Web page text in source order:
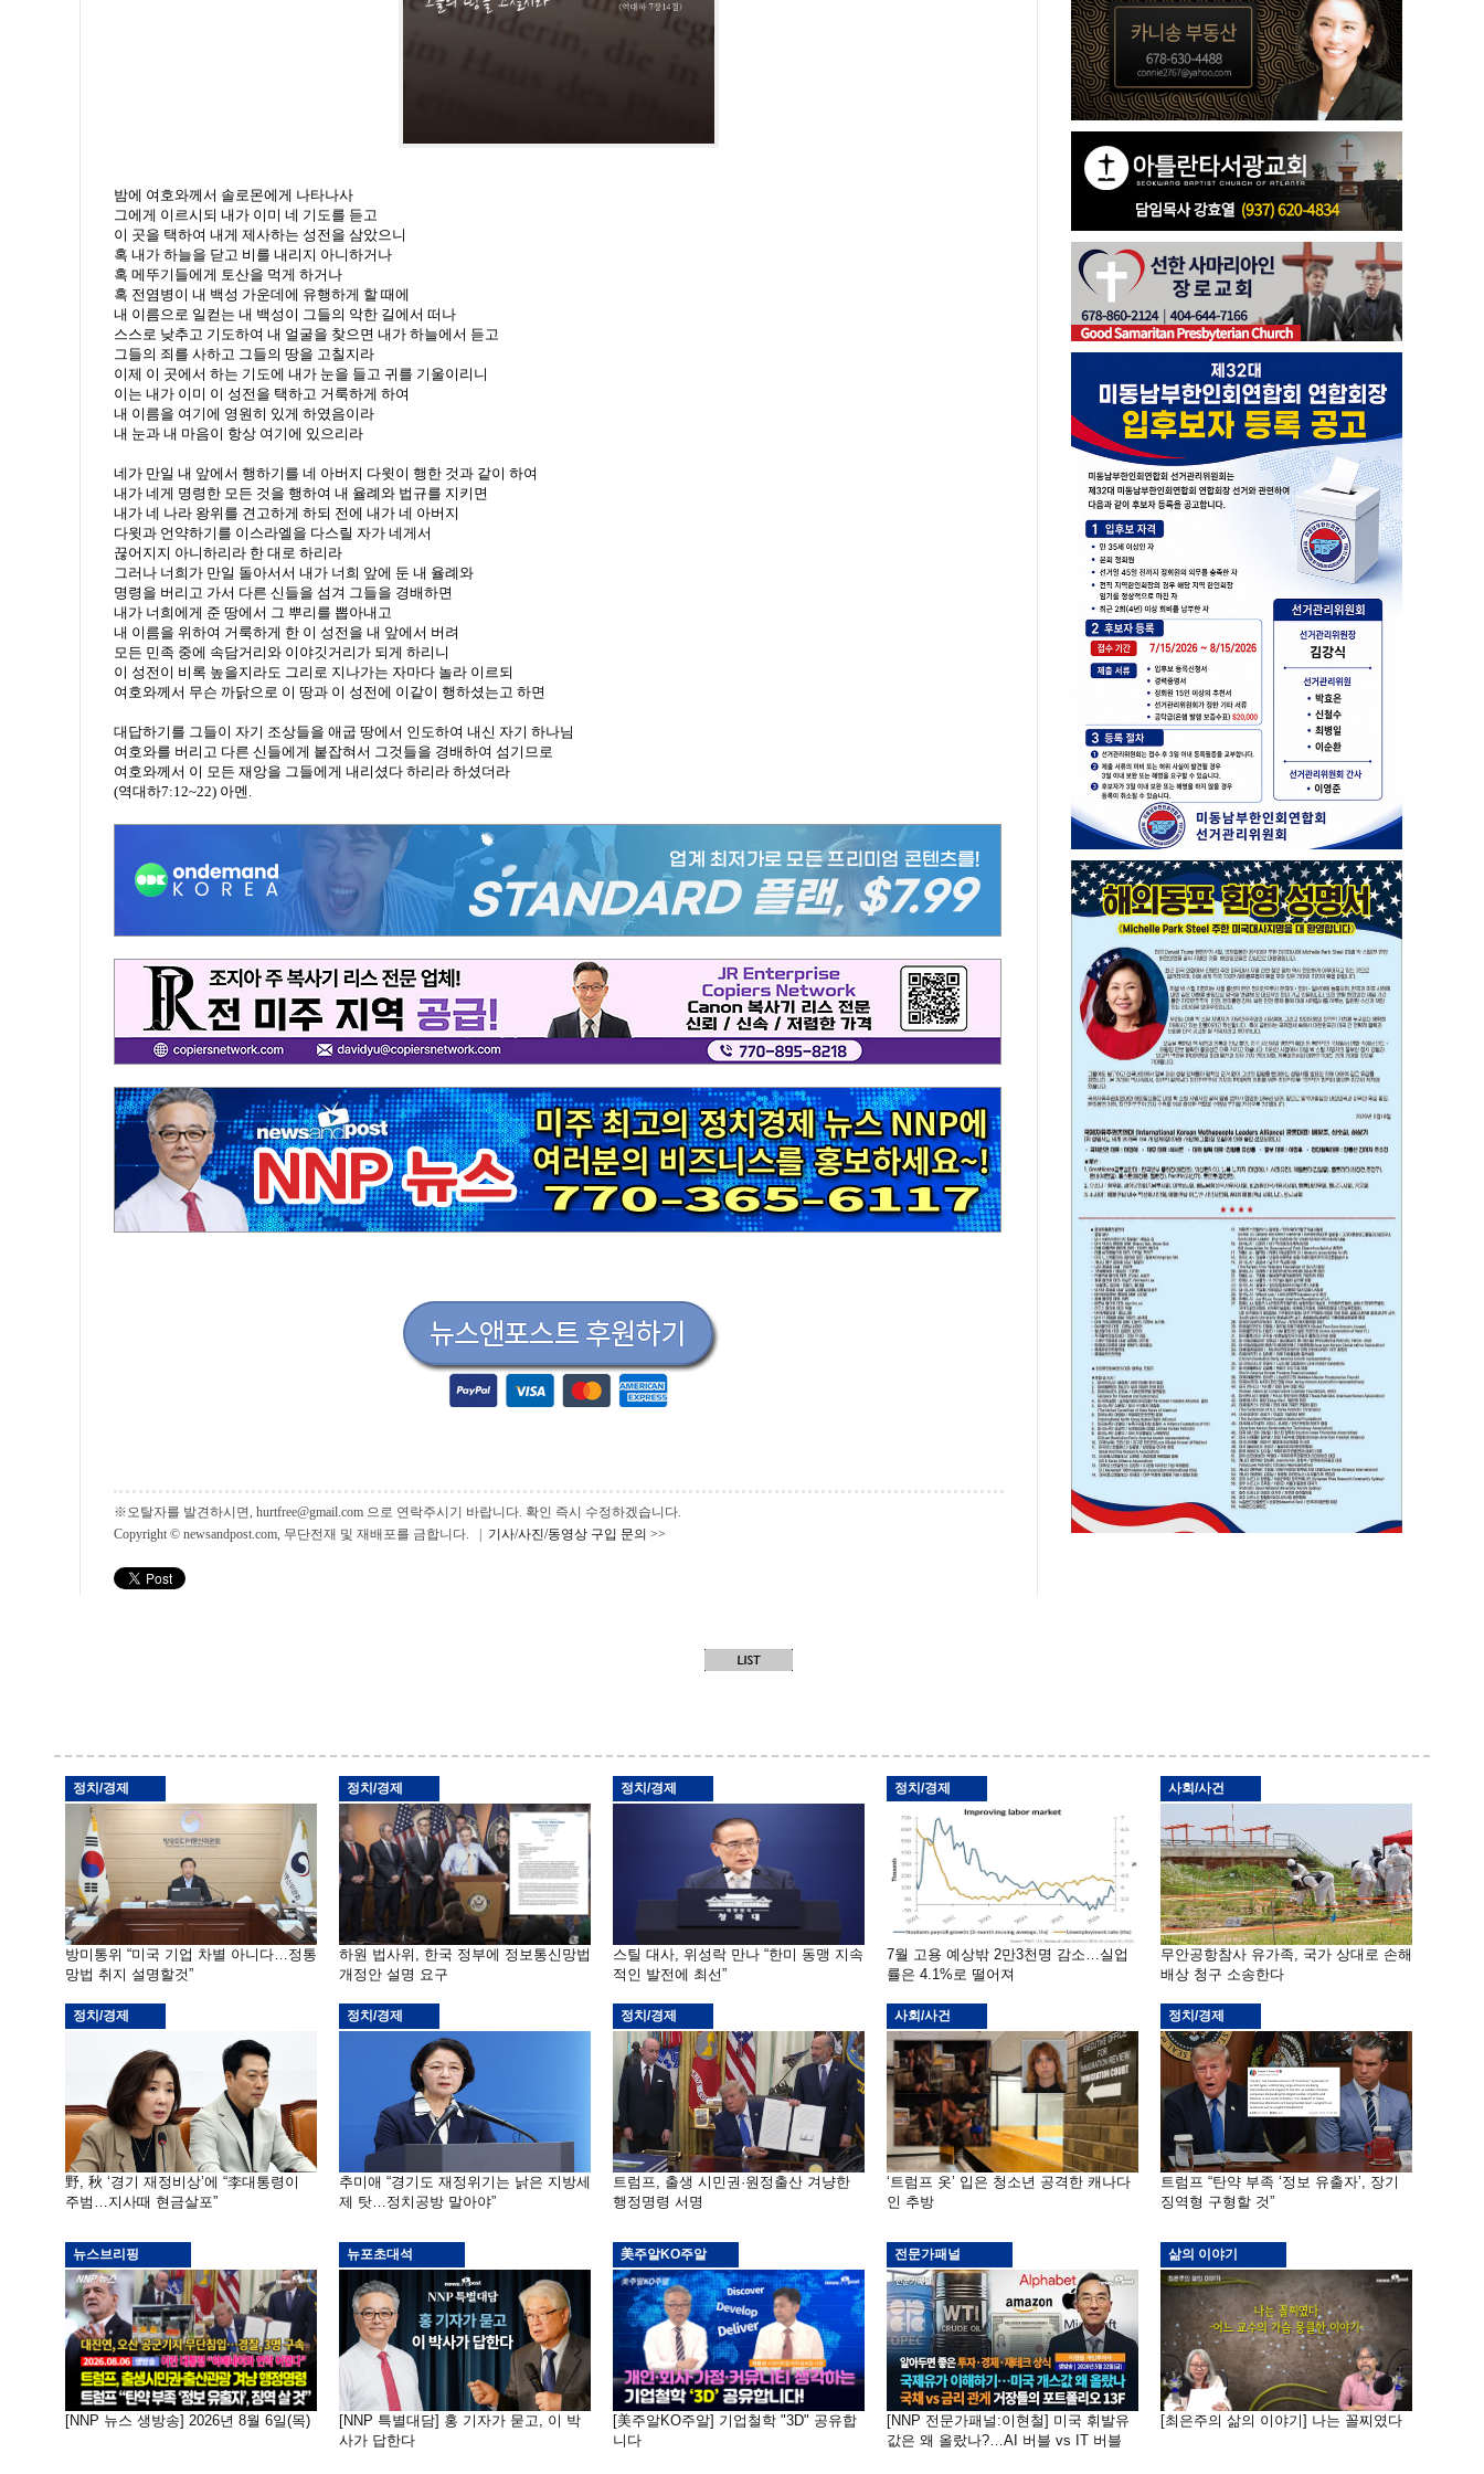
밤에 여호와께서 솔로몬에게 나타나사
그에게 이르시되 내가 이미 네 기도를 듣고
이 곳을 택하여 내게 제사하는 성전을 삼았으니
혹 내가 하늘을 닫고 비를 내리지 아니하거나
혹 메뚜기들에게 토산을 먹게 하거나
혹 전염병이 내 백성 가운데에 유행하게 할 때에
내 이름으로 일컫는 내 백성이 그들의 악한 길에서 떠나
스스로 낮추고 기도하여 내 얼굴을 찾으면 내가 하늘에서 듣고
그들의 죄를 사하고 그들의 땅을 고칠지라
이제 이 곳에서 하는 기도에 내가 눈을 들고 귀를 기울이리니
이는 내가 이미 이 성전을 택하고 거룩하게 하여
내 이름을 여기에 영원히 있게 하였음이라
내 눈과 내 마음이 항상 여기에 있으리라
네가 만일 내 앞에서 행하기를 네 아버지 다윗이 행한 것과 같이 하여
내가 네게 명령한 모든 것을 행하여 내 율례와 법규를 지키면
내가 네 나라 왕위를 견고하게 하되 전에 내가 네 아버지
다윗과 언약하기를 이스라엘을 다스릴 자가 네게서
끊어지지 아니하리라 한 대로 하리라
그러나 너희가 만일 돌아서서 내가 너희 앞에 둔 내 율례와
명령을 버리고 가서 다른 신들을 섬겨 그들을 경배하면
내가 너희에게 준 땅에서 그 뿌리를 뽑아내고
내 이름을 위하여 거룩하게 한 이 성전을 내 앞에서 버려
모든 민족 중에 속담거리와 이야깃거리가 되게 하리니
이 성전이 비록 높을지라도 그리로 지나가는 자마다 놀라 이르되
여호와께서 무슨 까닭으로 이 땅과 이 성전에 이같이 행하셨는고 하면
대답하기를 그들이 자기 조상들을 애굽 땅에서 인도하여 내신 자기 하나님
여호와를 버리고 다른 신들에게 붙잡혀서 그것들을 경배하여 섬기므로
여호와께서 이 모든 재앙을 그들에게 내리셨다 하리라 하셨더라
(역대하7:12~22) 아멘.
※오탈자를 발견하시면, hurtfree@gmail.com 으로 연락주시기 바랍니다. 확인 즉시 수정하겠습니다.
Copyright © newsandpost.com, 무단전재 및 재배포를 금합니다. | 기사/사진/동영상 구입 문의 >>
정치/경제
방미통위 “미국 기업 차별 아니다…정통
망법 취지 설명할것”
정치/경제
하원 법사위, 한국 정부에 정보통신망법
개정안 설명 요구
정치/경제
스틸 대사, 위성락 만나 “한미 동맹 지속
적인 발전에 최선”
정치/경제
7월 고용 예상밖 2만3천명 감소…실업
률은 4.1%로 떨어져
사회/사건
무안공항참사 유가족, 국가 상대로 손해
배상 청구 소송한다
정치/경제
野, 秋 ‘경기 재정비상’에 “李대통령이
주범…지사때 현금살포”
정치/경제
추미애 “경기도 재정위기는 낡은 지방세
제 탓…정치공방 말아야”
정치/경제
트럼프, 출생 시민권·원정출산 겨냥한
행정명령 서명
사회/사건
‘트럼프 옷’ 입은 청소년 공격한 캐나다
인 추방
정치/경제
트럼프 “탄약 부족 ‘정보 유출자’, 장기
징역형 구형할 것”
뉴스브리핑
[NNP 뉴스 생방송] 2026년 8월 6일(목)
뉴포초대석
[NNP 특별대담] 홍 기자가 묻고, 이 박
사가 답한다
美주알KO주알
[美주알KO주알] 기업철학 "3D" 공유합
니다
전문가패널
[NNP 전문가패널:이현철] 미국 휘발유
값은 왜 올랐나?…AI 버블 vs IT 버블
삶의 이야기
[최은주의 삶의 이야기] 나는 꼴찌였다